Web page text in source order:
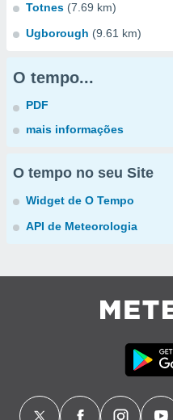
Totnes (7.69 km)
Ugborough (9.61 km)
O tempo...
PDF
mais informações
O tempo no seu Site
Widget de O Tempo
API de Meteorologia